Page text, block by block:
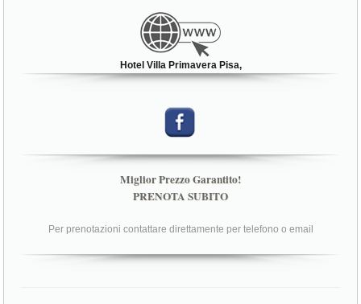
Hotel Villa Primavera Pisa,
Miglior Prezzo Garantito!
PRENOTA SUBITO
Per prenotazioni contattare direttamente per telefono o email